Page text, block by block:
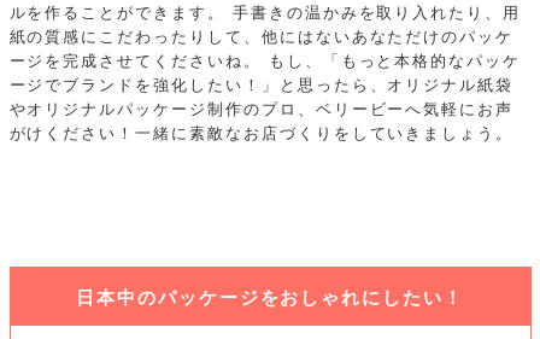
ルを作ることができます。
手書きの温かみを取り入れたり、用
紙の質感にこだわったりして、他にはないあなただけのパッケ
ージを完成させてくださいね。
もし、「もっと本格的なパッケ
ージでブランドを強化したい！」と思ったら、オリジナル紙袋
やオリジナルパッケージ制作のプロ、ベリービーへ気軽にお声
がけください！一緒に素敵なお店づくりをしていきましょう。
日本中のパッケージをおしゃれにしたい！